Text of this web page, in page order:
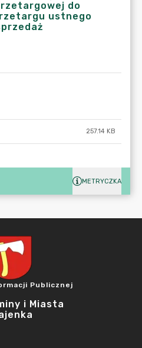
do
ustnego
257.14 KB
METRYCZKA
Publicznej
i Miasta